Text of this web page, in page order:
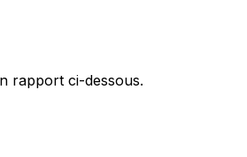
rapport ci-dessous.